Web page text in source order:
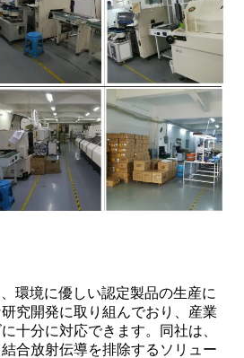
環境に優しい認定製品の生産に
究開発に取り組んでおり、産業
十分に対応できます。同社は、
合放射伝導を排除するソリュー